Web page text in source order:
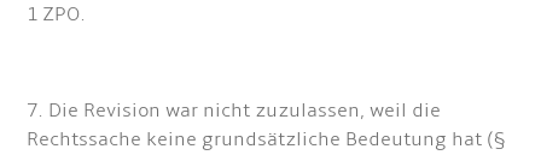
1 ZPO.
7. Die Revision war nicht zuzulassen, weil die
Rechtssache keine grundsätzliche Bedeutung hat (§